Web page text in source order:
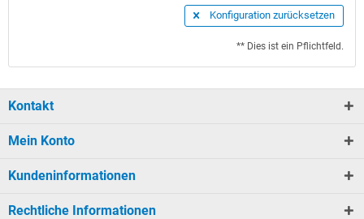
Konfiguration zurücksetzen
** Dies ist ein Pflichtfeld.
Kontakt
Mein Konto
Kundeninformationen
Rechtliche Informationen